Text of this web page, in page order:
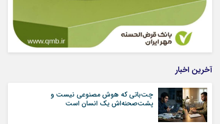
آخرین اخبار
چت‌باتی که هوش مصنوعی نیست و
پشت‌صحنه‌اش یک انسان است